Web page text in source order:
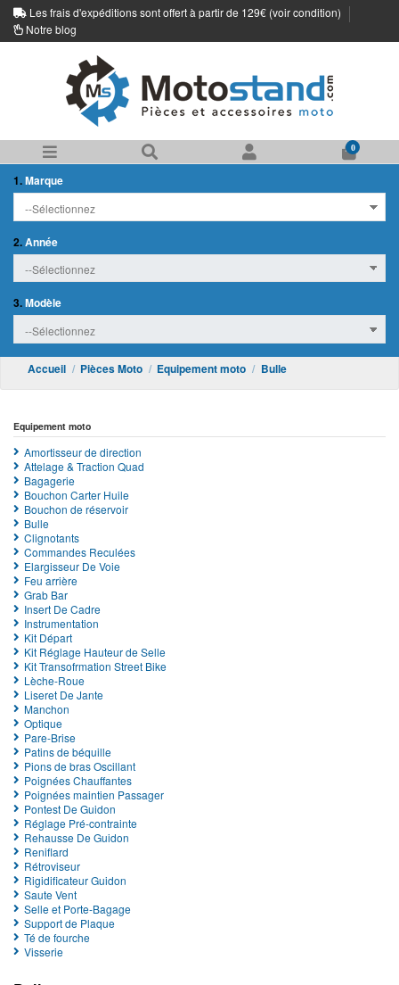
Les frais d'expéditions sont offert à partir de 129€ (voir condition)
Notre blog
0
1.Marque
2.Année
3.Modèle
Accueil Pièces Moto Equipement moto Bulle
Equipement moto
Amortisseur de direction
Attelage & Traction Quad
Bagagerie
Bouchon Carter Huile
Bouchon de réservoir
Bulle
Clignotants
Commandes Reculées
Elargisseur De Voie
Feu arrière
Grab Bar
Insert De Cadre
Instrumentation
Kit Départ
Kit Réglage Hauteur de Selle
Kit Transofrmation Street Bike
Lèche-Roue
Liseret De Jante
Manchon
Optique
Pare-Brise
Patins de béquille
Pions de bras Oscillant
Poignées Chauffantes
Poignées maintien Passager
Pontest De Guidon
Réglage Pré-contrainte
Rehausse De Guidon
Reniflard
Rétroviseur
Rigidificateur Guidon
Saute Vent
Selle et Porte-Bagage
Support de Plaque
Té de fourche
Visserie